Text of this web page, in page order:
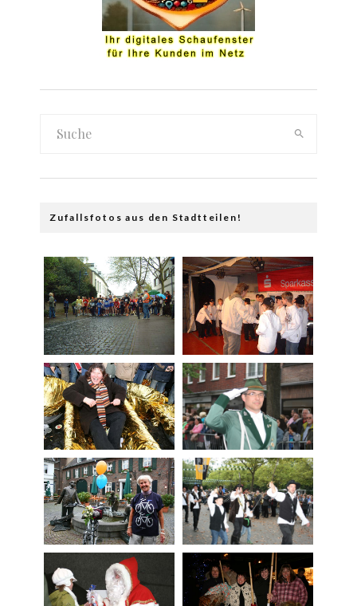
Zufallsfotos aus den Stadtteilen!